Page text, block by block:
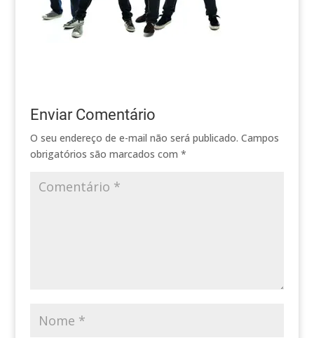
Enviar Comentário
O seu endereço de e-mail não será publicado. Campos
obrigatórios são marcados com *